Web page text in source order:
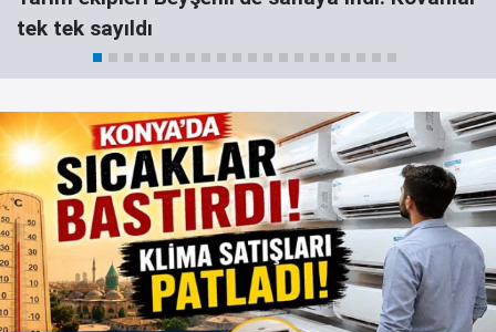
tek tek sayıldı